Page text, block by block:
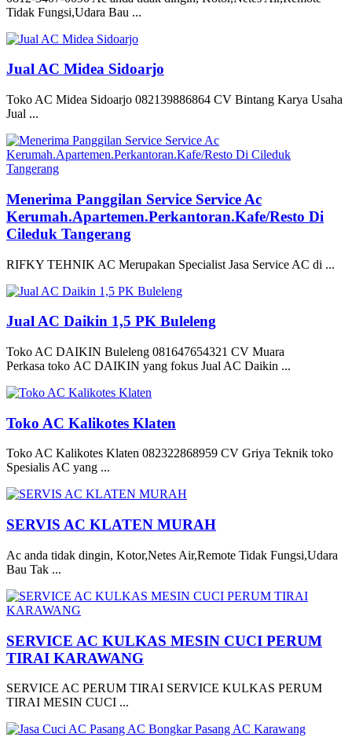
Tidak Fungsi,Udara Bau ...
Jual AC Midea Sidoarjo
Toko AC Midea Sidoarjo 082139886864 CV Bintang Karya Usaha
Jual ...
Menerima Panggilan Service Service Ac
Kerumah.Apartemen.Perkantoran.Kafe/Resto Di
Cileduk Tangerang
RIFKY TEHNIK AC Merupakan Specialist Jasa Service AC di ...
Jual AC Daikin 1,5 PK Buleleng
Toko AC DAIKIN Buleleng 081647654321 CV Muara
Perkasa toko AC DAIKIN yang fokus Jual AC Daikin ...
Toko AC Kalikotes Klaten
Toko AC Kalikotes Klaten 082322868959 CV Griya Teknik toko
Spesialis AC yang ...
SERVIS AC KLATEN MURAH
Ac anda tidak dingin, Kotor,Netes Air,Remote Tidak Fungsi,Udara
Bau Tak ...
SERVICE AC KULKAS MESIN CUCI PERUM
TIRAI KARAWANG
SERVICE AC PERUM TIRAI SERVICE KULKAS PERUM
TIRAI MESIN CUCI ...